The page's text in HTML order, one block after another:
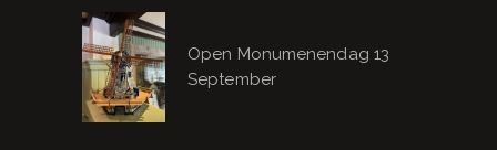
Open Monumenendag 13
September